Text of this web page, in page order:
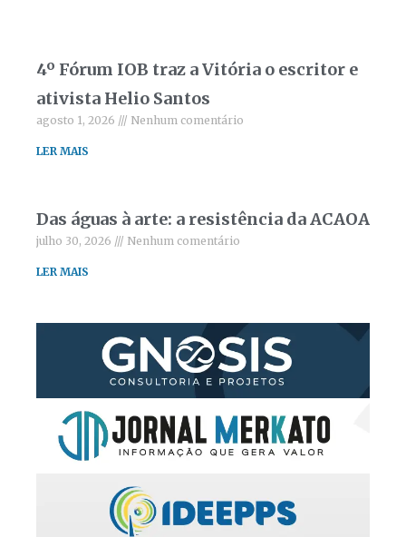
4º Fórum IOB traz a Vitória o escritor e
ativista Helio Santos
agosto 1, 2026 Nenhum comentário
LER MAIS
Das águas à arte: a resistência da ACAOA
julho 30, 2026 Nenhum comentário
LER MAIS